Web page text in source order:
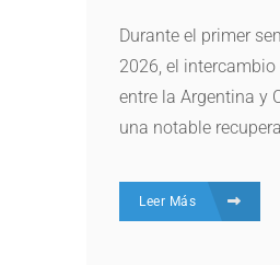
Durante el primer
2026, el
entre la Argentina y
una notable
Leer Más